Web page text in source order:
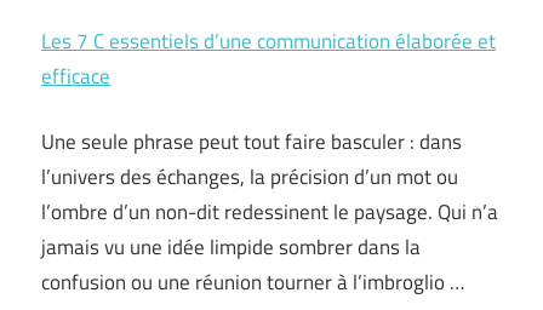
Les 7 C essentiels d’une communication élaborée et
efficace
Une seule phrase peut tout faire basculer : dans
l’univers des échanges, la précision d’un mot ou
l’ombre d’un non-dit redessinent le paysage. Qui n’a
jamais vu une idée limpide sombrer dans la
confusion ou une réunion tourner à l’imbroglio …